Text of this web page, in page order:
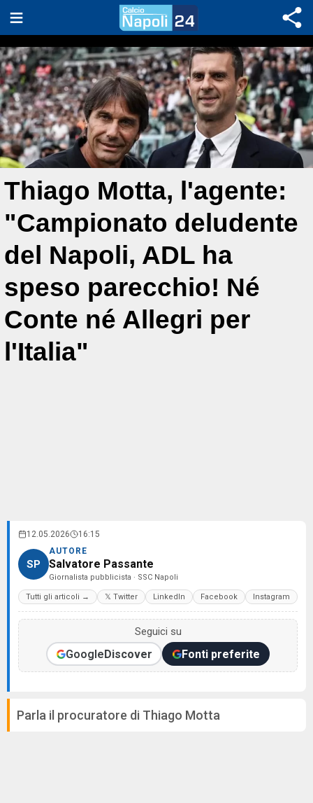
Thiago Motta, l'agente:
"Campionato deludente
del Napoli, ADL ha
speso parecchio! Né
Conte né Allegri per
l'Italia"
12.05.2026 16:15
SP
AUTORE
Salvatore Passante
Giornalista pubblicista · SSC Napoli
Tutti gli articoli → 𝕏 Twitter LinkedIn Facebook Instagram
Seguici su
GoogleDiscover Fonti preferite
Parla il procuratore di Thiago Motta